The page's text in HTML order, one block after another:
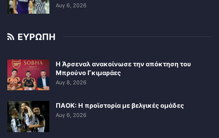
Αυγ 6, 2026
ΕΥΡΩΠΗ
Η Άρσεναλ ανακοίνωσε την απόκτηση του
Μπρούνο Γκιμαράες
Αυγ 8, 2026
ΠΑΟΚ: Η προϊστορία με βελγικές ομάδες
Αυγ 6, 2026